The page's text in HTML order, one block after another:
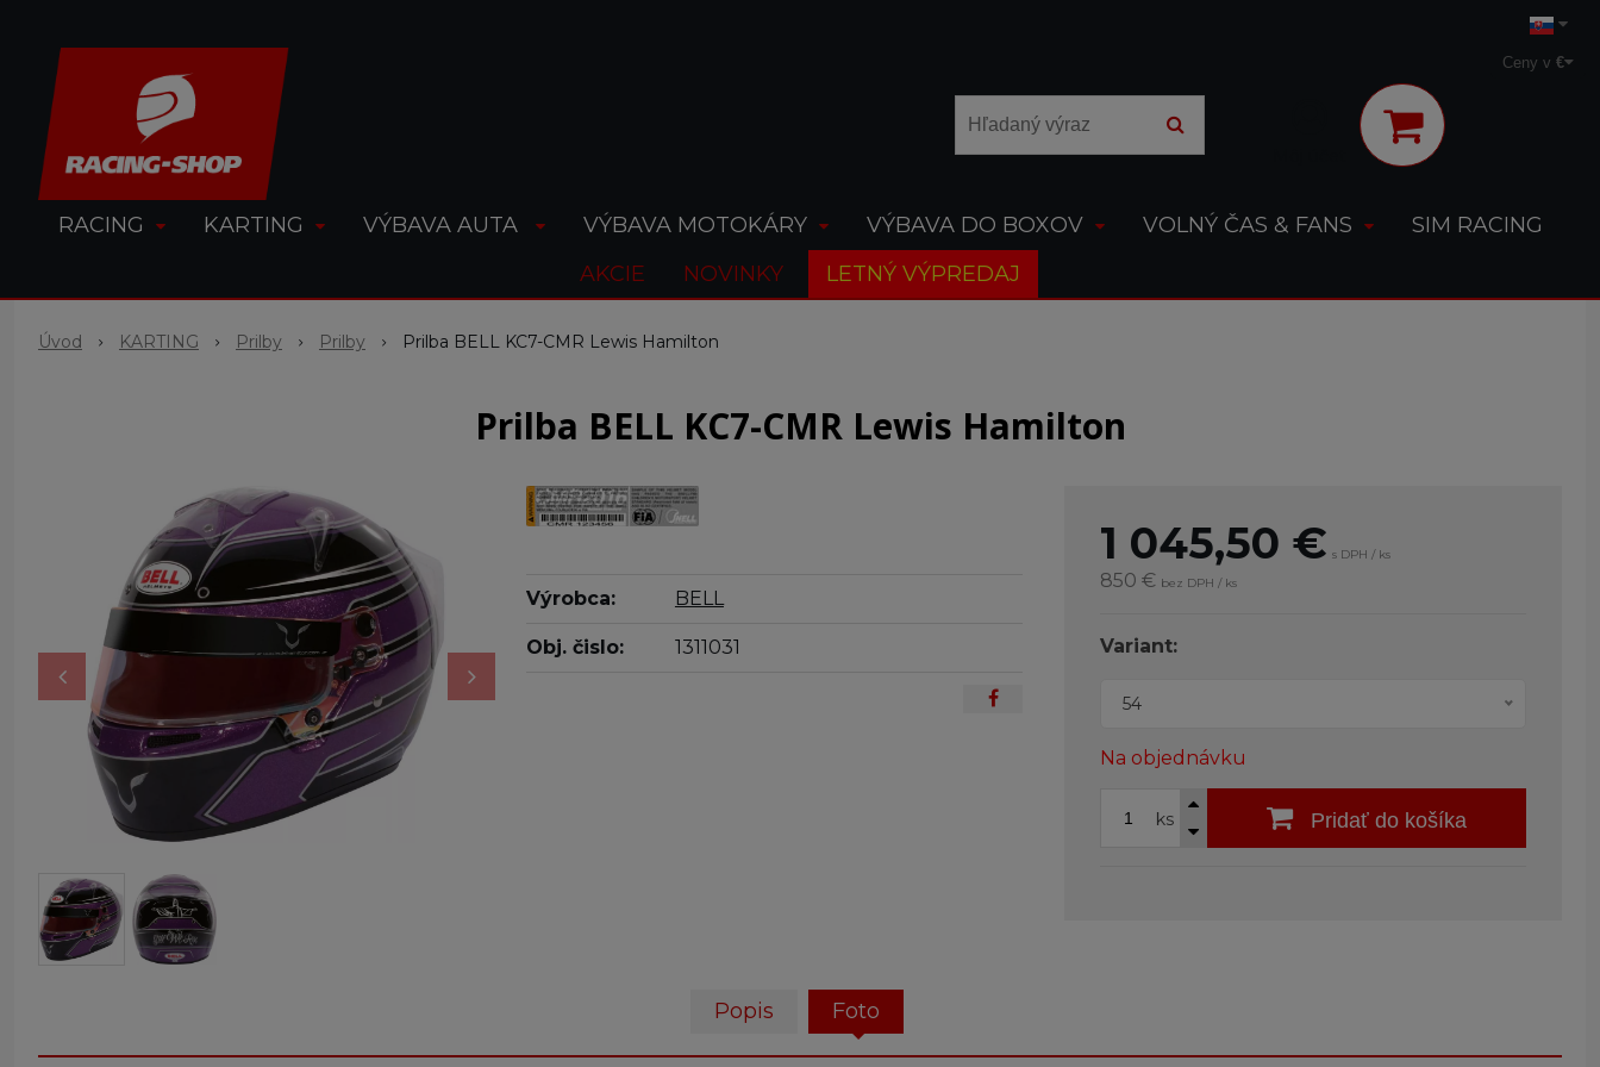
Ceny v €
RACING KARTING VÝBAVA AUTA VÝBAVA MOTOKÁRY VÝBAVA DO BOXOV VOLNÝ ČAS & FANS
SIM RACING
AKCIE
NOVINKY LETNÝ VÝPREDAJ
Úvod KARTING Prilby Prilby Prilba BELL KC7-CMR Lewis Hamilton
Prilba BELL KC7-CMR Lewis Hamilton
1 045,50 € s DPH / ks
850 € bez DPH / ks
Variant:
54
Na objednávku
ks Pridať do košíka
Výrobca: BELL
Obj. čislo: 1311031
Popis Foto